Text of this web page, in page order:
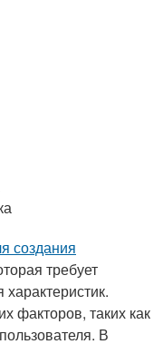
создания
требует
факторов, таких как
В